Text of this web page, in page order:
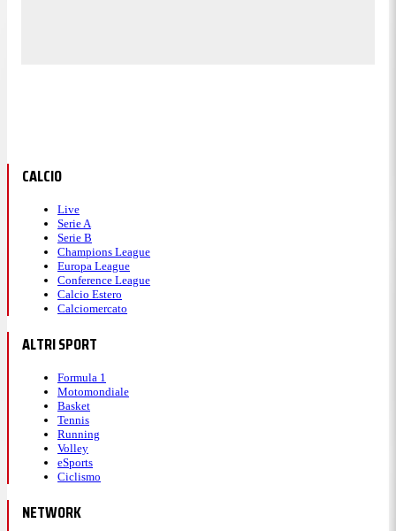
CALCIO
Live
Serie A
Serie B
Champions League
Europa League
Conference League
Calcio Estero
Calciomercato
ALTRI SPORT
Formula 1
Motomondiale
Basket
Tennis
Running
Volley
eSports
Ciclismo
NETWORK